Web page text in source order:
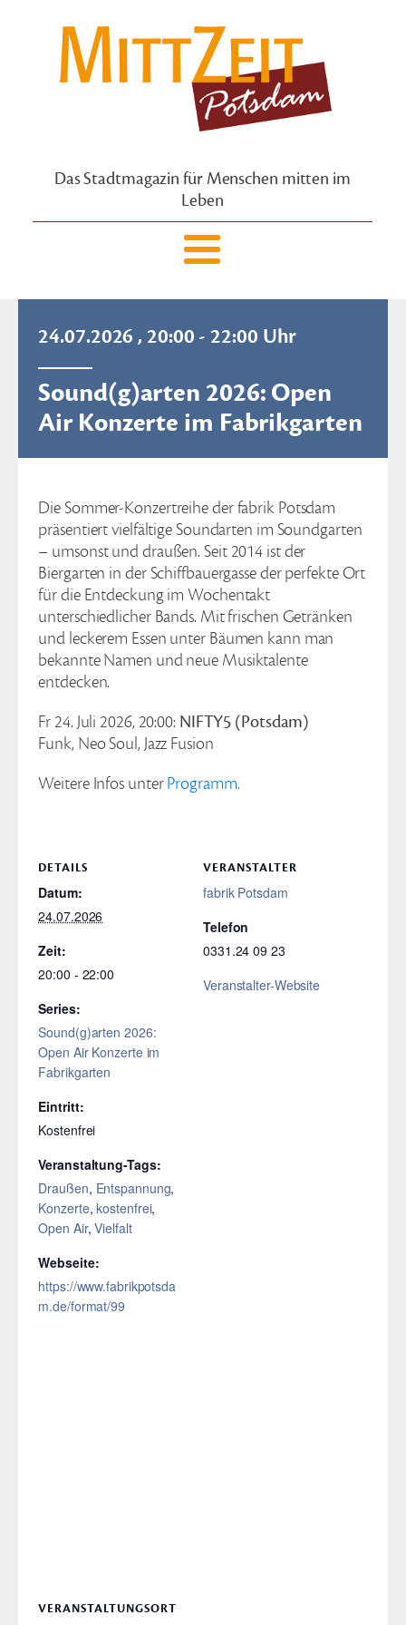
Das Stadtmagazin für Menschen mitten im
Leben
24.07.2026 , 20:00 - 22:00 Uhr
Sound(g)arten 2026: Open
Air Konzerte im Fabrikgarten
Die Sommer-Konzertreihe der fabrik Potsdam
präsentiert vielfältige Soundarten im Soundgarten
– umsonst und draußen. Seit 2014 ist der
Biergarten in der Schiffbauergasse der perfekte Ort
für die Entdeckung im Wochentakt
unterschiedlicher Bands. Mit frischen Getränken
und leckerem Essen unter Bäumen kann man
bekannte Namen und neue Musiktalente
entdecken.
Fr 24. Juli 2026, 20:00: NIFTY5 (Potsdam)
Funk, Neo Soul, Jazz Fusion
Weitere Infos unterProgramm.
DETAILS
Datum:
24.07.2026
Zeit:
20:00 - 22:00
Series:
Sound(g)arten 2026:
Open Air Konzerte im
Fabrikgarten
Eintritt:
Kostenfrei
Veranstaltung-Tags:
Draußen, Entspannung,
Konzerte,kostenfrei,
Open Air,Vielfalt
Webseite:
https://www.fabrikpotsda
m.de/format/99
VERANSTALTER
fabrik Potsdam
Telefon
0331.24 09 23
Veranstalter-Website
VERANSTALTUNGSORT